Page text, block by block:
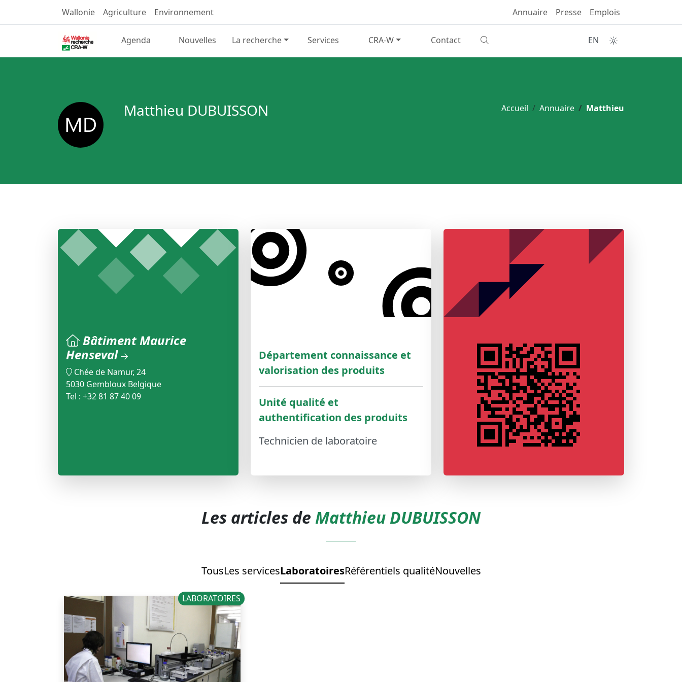
Wallonie Agriculture Environnement Annuaire Presse Emplois
Agenda Nouvelles La recherche Services CRA-W Contact EN
Accueil Annuaire Matthieu
Matthieu DUBUISSON
Bâtiment Maurice
Henseval
Chée de Namur, 24
5030 Gembloux Belgique
Tel : +32 81 87 40 09
Département connaissance et
valorisation des produits
Unité qualité et
authentification des produits
Technicien de laboratoire
Les articles de Matthieu DUBUISSON
TousLes servicesLaboratoiresRéférentiels qualitéNouvelles
LABORATOIRES